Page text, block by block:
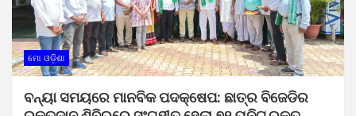
ମୋ ଓଡ଼ିଶା
ବନ୍ୟା ସମୟରେ ମାନବିକ ପଦକ୍ଷେପ: ଛାତ୍ର ବିଜେଡିର